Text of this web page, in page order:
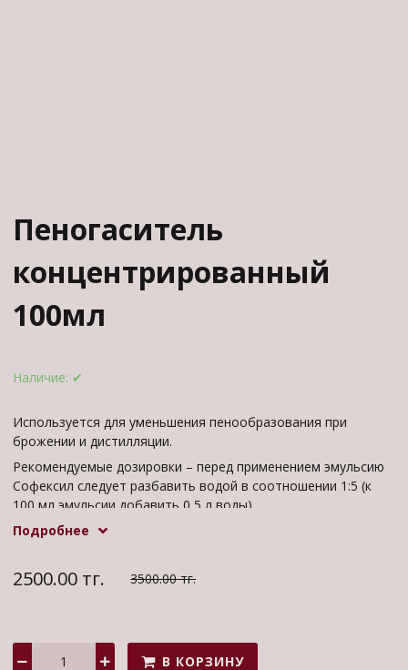
Пеногаситель
концентрированный
100мл
Наличие: ✔
Используется для уменьшения пенообразования при
брожении и дистилляции.
Рекомендуемые дозировки – перед применением эмульсию
Софексил следует разбавить водой в соотношении 1:5 (к
100 мл эмульсии добавить 0,5 л воды).
Приготовленный таким образом раствор используется при
брожении в количестве 10 мл на один бродильный чан
При дистилляции добавляют в перегонный куб 2-13 мл
качестве ингредиента для сокращения пенообразования.
Подробнее
2500.00 тг. 3500.00 тг.
В КОРЗИНУ